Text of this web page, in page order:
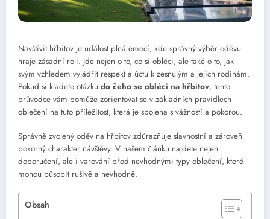
Navštívit hřbitov je událost plná emocí, kde správný výběr oděvu
hraje zásadní roli. Jde nejen o to, co si obléci, ale také o to, jak
svým vzhledem vyjádřit respekt a úctu k zesnulým a jejich rodinám.
Pokud si kladete otázku do čeho se obléci na hřbitov, tento
průvodce vám pomůže zorientovat se v základních pravidlech
oblečení na tuto příležitost, která je spojena s vážností a pokorou.
Správně zvolený oděv na hřbitov zdůrazňuje slavnostní a zároveň
pokorný charakter návštěvy. V našem článku najdete nejen
doporučení, ale i varování před nevhodnými typy oblečení, které
mohou působit rušivě a nevhodně.
Obsah